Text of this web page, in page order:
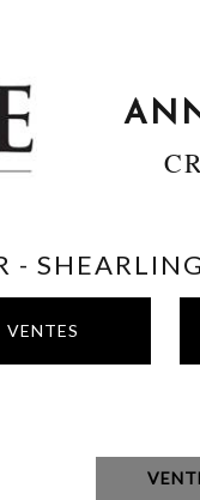
-
VENTES